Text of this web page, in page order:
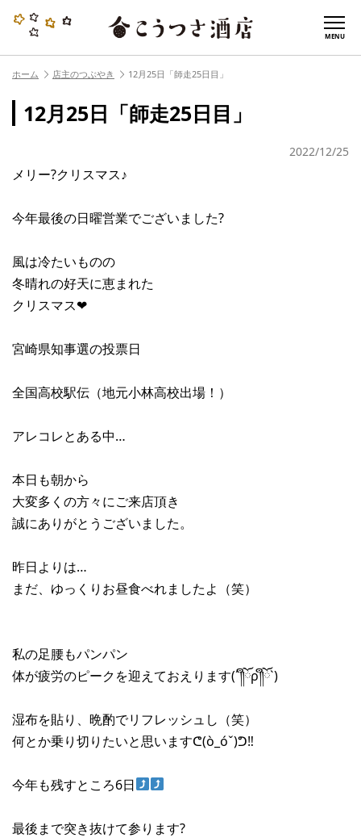
MENU
ホーム 店主のつぶやき 12月25日「師走25日目」
12月25日「師走25日目」
2022/12/25
メリー?クリスマス♪
今年最後の日曜営業でございました?
風は冷たいものの
冬晴れの好天に恵まれた
クリスマス❤︎
宮崎県知事選の投票日
全国高校駅伝（地元小林高校出場！）
アレコレとある中…
本日も朝から
大変多くの方々にご来店頂き
誠にありがとうございました。
昨日よりは…
まだ、ゆっくりお昼食べれましたよ（笑）
私の足腰もパンパン
体が疲労のピークを迎えておえります(´༎ຶོρ༎ຶོ`)
湿布を貼り、晩酌でリフレッシュし（笑）
何とか乗り切りたいと思いますᕦ(ò_óˇ)ᕤ‼︎
今年も残すところ6日
最後まで突き抜けて参ります?